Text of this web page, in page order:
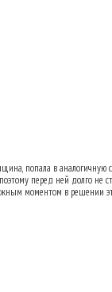
попала в аналогичную
перед ней долго
моментом в решении